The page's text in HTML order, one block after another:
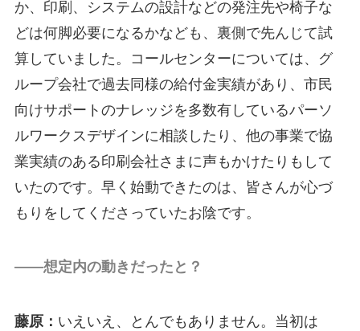
か、印刷、システムの設計などの発注先や椅子な
どは何脚必要になるかなども、裏側で先んじて試
算していました。コールセンターについては、グ
ループ会社で過去同様の給付金実績があり、市民
向けサポートのナレッジを多数有しているパーソ
ルワークスデザインに相談したり、他の事業で協
業実績のある印刷会社さまに声もかけたりもして
いたのです。早く始動できたのは、皆さんが心づ
もりをしてくださっていたお陰です。
――想定内の動きだったと？
藤原： いえいえ、とんでもありません。当初は